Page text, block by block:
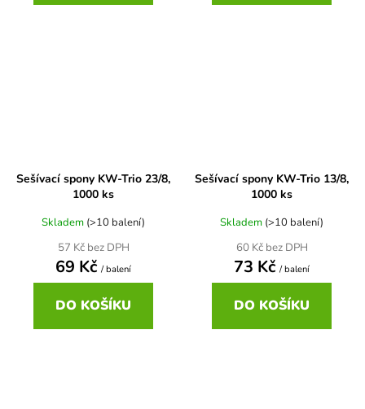
Sešívací spony KW-Trio 23/8,
1000 ks
Skladem (>10 balení)
57 Kč bez DPH
69 Kč / balení
DO KOŠÍKU
Sešívací spony KW-Trio 13/8,
1000 ks
Skladem (>10 balení)
60 Kč bez DPH
73 Kč / balení
DO KOŠÍKU